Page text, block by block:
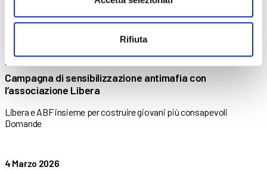
Rifiuta
leadership
23 Marzo 2026
Campagna di sensibilizzazione antimafia con
l’associazione Libera
Libera e ABF insieme per costruire giovani più consapevoli
Domande
4 Marzo 2026